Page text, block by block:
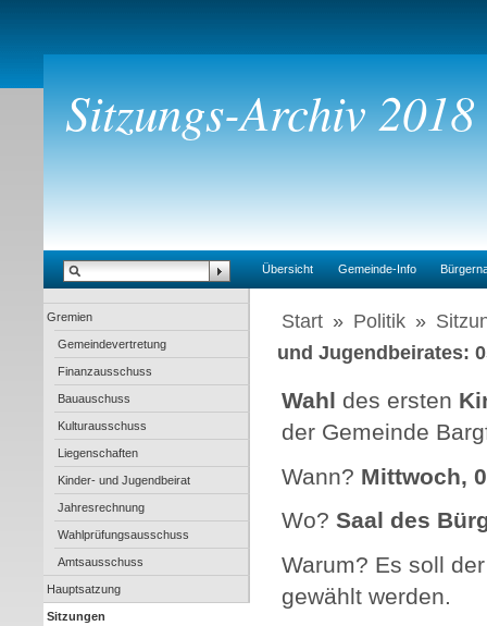
Sitzungs-Archiv 2018
Übersicht Gemeinde-Info
Gremien
Gemeindevertretung
Finanzausschuss
Bauauschuss
Kulturausschuss
Liegenschaften
Kinder- und Jugendbeirat
Jahresrechnung
Wahlprüfungsausschuss
Amtsausschuss
Hauptsatzung
Sitzungen
Start » Politik »
und Jugendbeirates:
Wahl des ersten
der Gemeinde
Wann? Mittwoch,
Wo? Saal des
Warum? Es soll
gewählt werden.